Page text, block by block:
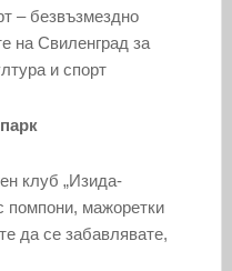
– безвъзмездно
на Свиленград за
култура и спорт
клуб „Изида-
помпони, мажоретки
да се забавлявате,